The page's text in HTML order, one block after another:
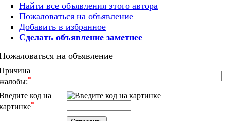
Найти все объявления этого автора
Пожаловаться на объявление
Добавить в избранное
Сделать объявление заметнее
на объявление
*
код на
*